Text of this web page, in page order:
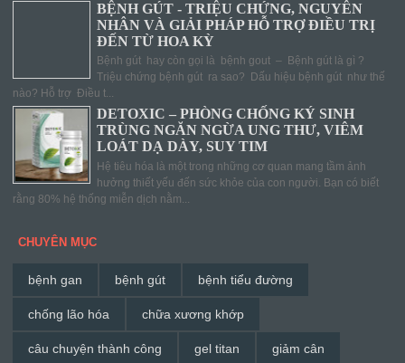
BỆNH GÚT - TRIỆU CHỨNG, NGUYÊN
NHÂN VÀ GIẢI PHÁP HỖ TRỢ ĐIỀU TRỊ
ĐẾN TỪ HOA KỲ
Bệnh gút hay còn gọi là bệnh gout – Bệnh gút là gì ?
Triệu chứng bệnh gút ra sao? Dấu hiệu bệnh gút như thế
nào? Hỗ trợ Điều t...
DETOXIC – PHÒNG CHỐNG KÝ SINH
TRÙNG NGĂN NGỪA UNG THƯ, VIÊM
LOÁT DẠ DÀY, SUY TIM
Hệ tiêu hóa là một trong những cơ quan mang tầm ảnh
hưởng thiết yếu đến sức khỏe của con người. Bạn có biết
rằng 80% hệ thống miễn dịch nằm...
CHUYÊN MỤC
bệnh gan bệnh gút bệnh tiểu đường
chống lão hóa chữa xương khớp
câu chuyện thành công gel titan giảm cân